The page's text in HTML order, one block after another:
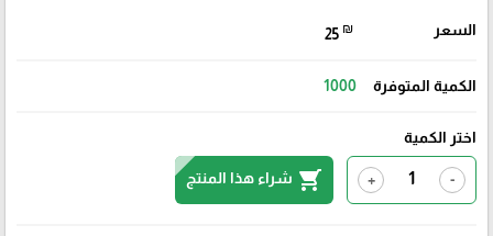
السعر 25 ₪
الكمية المتوفرة 1000
اختر الكمية
-
+
shopping_cart شراء هذا المنتج